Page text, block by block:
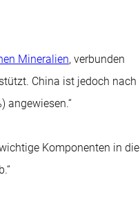
Mineralien, verbunden
China ist jedoch nach
angewiesen.“
Komponenten in die